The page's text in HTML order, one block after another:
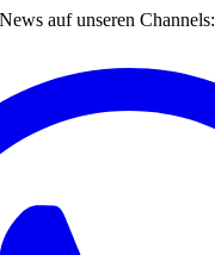
auf unseren Channels: